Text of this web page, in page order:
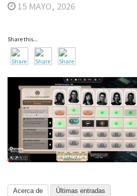
15 MAYO, 2026
Share this...
Acerca de Últimas entradas